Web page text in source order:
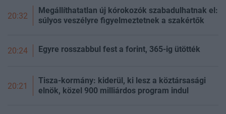
20:32
Megállíthatatlan új kórokozók szabadulhatnak el:
súlyos veszélyre figyelmeztetnek a szakértők
20:24 Egyre rosszabbul fest a forint, 365-ig ütötték
20:21
Tisza-kormány: kiderül, ki lesz a köztársasági
elnök, közel 900 milliárdos program indul